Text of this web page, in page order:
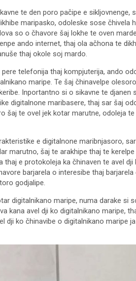
te den poro pačipe e sikljovnenge,
maripasko, odoleske sose čhivela
so o čhavore šaj lokhe te oven
ando internet, thaj ola ačhona te
thaj okole soj mardo.
telefonija thaj kompjuterija, ando
maripe. Te šaj čhinavelpe
Inportantno si o sikavne te djanen
digitalnone maribasere, thaj sar šaj
šaj te ovel jek kotar marutne, odoleja
e digitalnone maribnjasoro,
marutno, šaj te arakhipe thaj te
e protokoleja ka čhinaven te avel
barjarela o interesibe thaj
godjalipe.
digitalnikano maripe, numa darake si
kana avel dji ko digitalnikano maripe,
dji ko čhinavibe o digitalnikano maripe